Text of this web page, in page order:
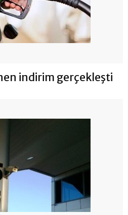
indirim gerçekleşti